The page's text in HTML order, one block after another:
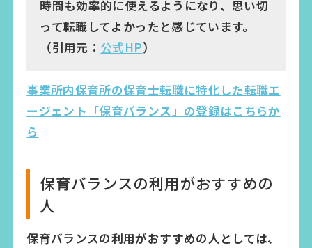
時間も効率的に使えるようになり、思い切
って転職してよかったと感じています。
（引用元： 公式HP）
事業所内保育所の保育士転職に特化した転職エ
ージェント「保育バランス」の登録はこちらか
ら
保育バランスの利用がおすすめの
人
保育バランスの利用がおすすめの人としては、